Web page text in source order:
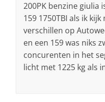
200PK benzine giulia
159 1750TBI als ik
verschillen op
en een 159 was niks
concurenten in het
licht met 1225 kg als